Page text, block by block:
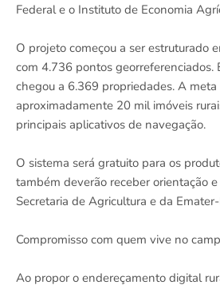
Federal e o Instituto de Economia
O projeto começou a ser estruturado
com 4.736 pontos georreferenciados.
chegou a 6.369 propriedades. A
aproximadamente 20 mil imóveis
principais aplicativos de navegação.
O sistema será gratuito para os
também deverão receber orientação
Secretaria de Agricultura e da
Compromisso com quem vive no
Ao propor o endereçamento digital